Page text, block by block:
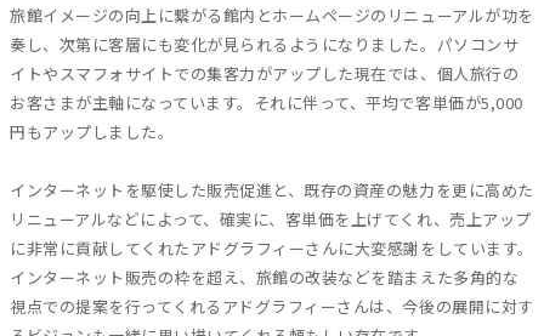
旅館イメージの向上に繋がる館内とホームページのリニューアルが功を
奏し、次第に客層にも変化が見られるようになりました。パソコンサ
イトやスマフォサイトでの集客力がアップした現在では、個人旅行の
お客さまが主軸になっています。それに伴って、平均で客単価が5,000
円もアップしました。
インターネットを駆使した販売促進と、既存の資産の魅力を更に高めた
リニューアルなどによって、確実に、客単価を上げてくれ、売上アップ
に非常に貢献してくれたアドグラフィーさんに大変感謝をしています。
インターネット販売の枠を超え、旅館の改装などを踏まえた多角的な
視点での提案を行ってくれるアドグラフィーさんは、今後の展開に対す